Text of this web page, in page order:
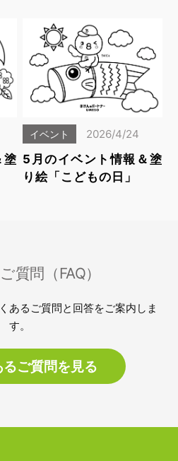
塗
イベント 2026/4/24
5月のイベント情報＆塗
り絵「こどもの日」
質問（FAQ）
あるご質問と回答をご案内しま
す。
るご質問を見る